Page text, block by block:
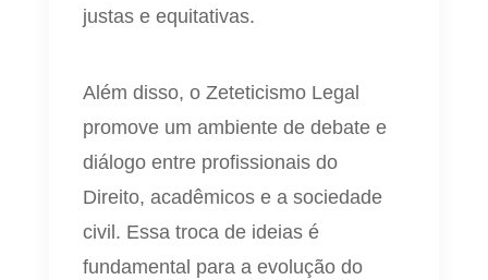
justas e equitativas.
Além disso, o Zeteticismo Legal
promove um ambiente de debate e
diálogo entre profissionais do
Direito, acadêmicos e a sociedade
civil. Essa troca de ideias é
fundamental para a evolução do